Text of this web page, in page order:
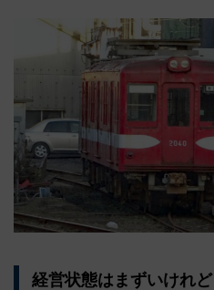
経営状態はまずいけれ